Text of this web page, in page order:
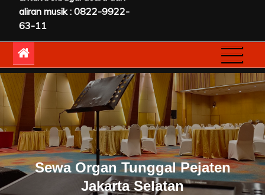
aliran musik : 0822-9922-
63-11
Sewa Organ Tunggal Pejaten
Jakarta Selatan